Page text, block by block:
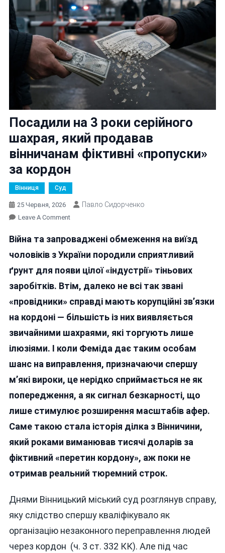
Посадили на 3 роки серійного
шахрая, який продавав
вінничанам фіктивні «пропуски»
за кордон
Вінниця Суд
25 Червня, 2026 Павло Сидорченко
Leave A CommentOn
На
3
Серійного
Шахрая,
Вінничанам
Фіктивні
«пропуски»
Кордон
Війна та запроваджені обмеження на виїзд
чоловіків з України породили сприятливий
ґрунт для появи цілої «індустрії» тіньових
заробітків. Втім, далеко не всі так звані
«провідники» справді мають корупційні зв’язки
на кордоні — більшість із них виявляється
звичайними шахраями, які торгують лише
ілюзіями. І коли Феміда дає таким особам
шанс на виправлення, призначаючи спершу
м’які вироки, це нерідко сприймається не як
попередження, а як сигнал безкарності, що
лише стимулює розширення масштабів афер.
Саме такою стала історія ділка з Вінничини,
який роками виманював тисячі доларів за
фіктивний «перетин кордону», аж поки не
отримав реальний тюремний строк.
Днями Вінницький міський суд розглянув справу,
яку слідство спершу кваліфікувало як
організацію незаконного переправлення людей
через кордон (ч. 3 ст. 332 КК). Але під час